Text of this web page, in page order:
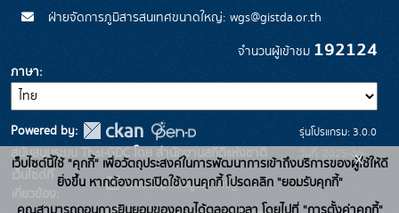
ฝ่ายจัดการภูมิสารสนเทศขนาดใหญ่: wgs@gistda.or.th
จำนวนผู้เข้าชม 192124
ภาษา
Powered by:
สนับสนุนระบบ Thai-GDC โดย สำนักงานสถิติแห่งชาติ
เว็บไซต์ที่
เกี่ยวข้อง:
ระบบบัญชีข้อมูลภาครัฐ
รุ่นโปรแกรม: 3.0.0
วันที่: 2025-06-
26
เว็บไซต์นี้ใช้ "คุกกี้" เพื่อวัตถุประสงค์ในการพัฒนาการเข้าถึงบริการของผู้ใช้ให้ดี
ยิ่งขึ้น หากต้องการเปิดใช้งานคุกกี้ โปรดคลิก "ยอมรับคุกกี้"
x